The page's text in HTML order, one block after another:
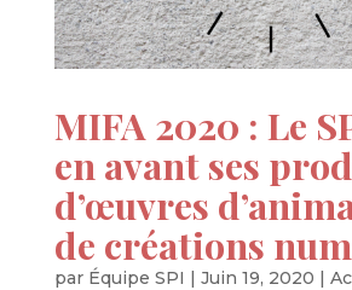
MIFA 2020 : Le
en avant ses
d’œuvres
de créations
par Équipe SPI | Juin 19, 2020 |